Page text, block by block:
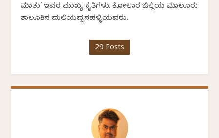
ಮಾತು’ ಇವರ ಮುಖ್ಯ ಕೃತಿಗಳು. ಕೋಲಾರ ಜಿಲ್ಲೆಯ ಮಾಲೂರು
ತಾಲೂಕಿನ ಮಲಿಯಪ್ಪನಹಳ್ಳಿಯವರು.
29 Posts